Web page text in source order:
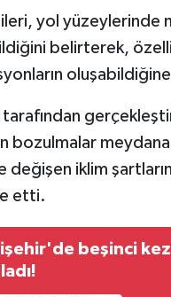
yol yüzeylerinde
belirterek,
meydana
değişen iklim
etti.
beşinci